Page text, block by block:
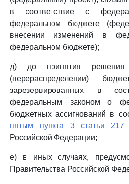
в соответствие с
федеральном бюджете
внесении изменений в
федеральном бюджете);
д) до принятия решения
(перераспределении)
зарезервированных в
федеральным законом о
бюджетных ассигнований в
пятым пункта 3 статьи 217
Российской Федерации;
е) в иных случаях,
Правительства Российской